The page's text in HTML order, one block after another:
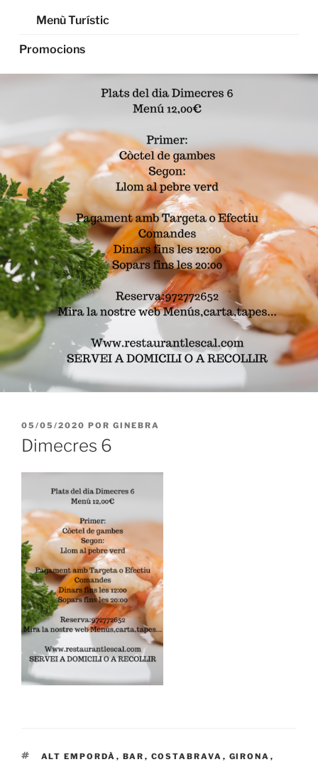
Menù Turístic
Promocions
PUBLICADO
EL
05/05/2020 POR GINEBRA
Dimecres 6
ETIQUETAS
ALT EMPORDÀ , BAR , COSTABRAVA , GIRONA ,